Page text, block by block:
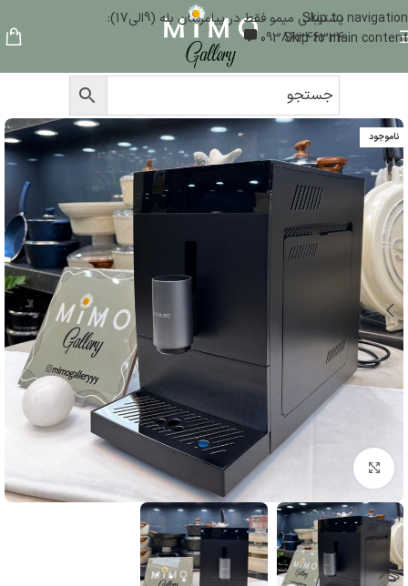
Skip to navigation
Skip to main content
پشتیبانی میمو فقط در پیامرسان بله (9الی17):
09386346324
ناموجود
بزرگنمایی تصویر